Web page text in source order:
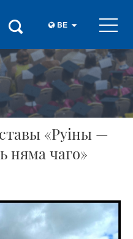
BE
«Руіны —
няма чаго»